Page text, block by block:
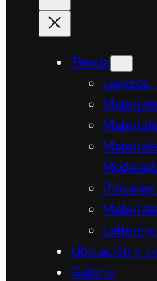
Tienda
Ubicación y
Galería